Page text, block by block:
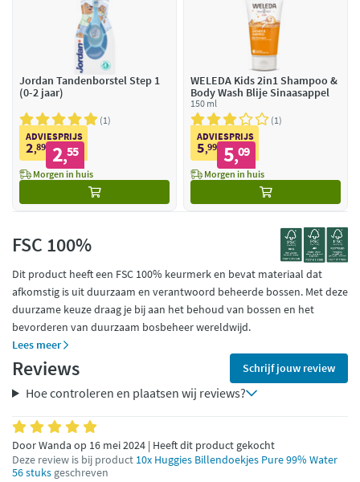
Jordan Tandenborstel Step 1
(0-2 jaar)
1
ADVIESPRIJS
2,89 2,55
Morgen in huis
WELEDA Kids 2in1 Shampoo &
Body Wash Blije Sinaasappel
150 ml
1
ADVIESPRIJS
5,99 5,09
Morgen in huis
FSC 100%
Dit product heeft een FSC 100% keurmerk en bevat materiaal dat
afkomstig is uit duurzaam en verantwoord beheerde bossen. Met deze
duurzame keuze draag je bij aan het behoud van bossen en het
bevorderen van duurzaam bosbeheer wereldwijd.
Lees meer
Reviews Schrijf jouw review
Hoe controleren en plaatsen wij reviews?
Door Wanda op 16 mei 2024 | Heeft dit product gekocht
Deze review is bij product 10x Huggies Billendoekjes Pure 99% Water
56 stuks geschreven